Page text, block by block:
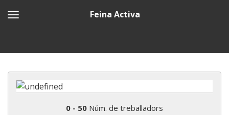
Feina Activa
0 - 50 Núm. de treballadors